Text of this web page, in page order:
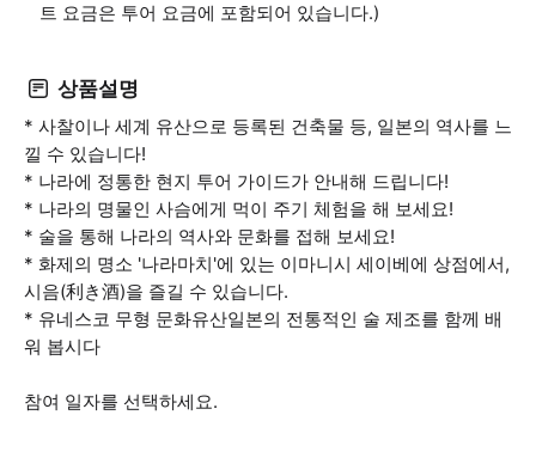
트 요금은 투어 요금에 포함되어 있습니다.)
상품설명
* 사찰이나 세계 유산으로 등록된 건축물 등, 일본의 역사를 느
낄 수 있습니다!
* 나라에 정통한 현지 투어 가이드가 안내해 드립니다!
* 나라의 명물인 사슴에게 먹이 주기 체험을 해 보세요!
* 술을 통해 나라의 역사와 문화를 접해 보세요!
* 화제의 명소 '나라마치'에 있는 이마니시 세이베에 상점에서,
시음(利き酒)을 즐길 수 있습니다.
* 유네스코 무형 문화유산일본의 전통적인 술 제조를 함께 배
워 봅시다
참여 일자를 선택하세요.